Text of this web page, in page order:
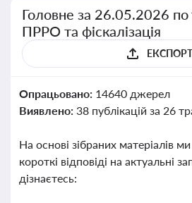
Головне за 26.05.2026
ПРРО та фіскалізація
ЕКСПОРТ
Опрацьовано: 14640 джерел
Виявлено: 38 публікацій за 26
На основі зібраних матеріалів
короткі відповіді на актуальні
дізнаєтесь: